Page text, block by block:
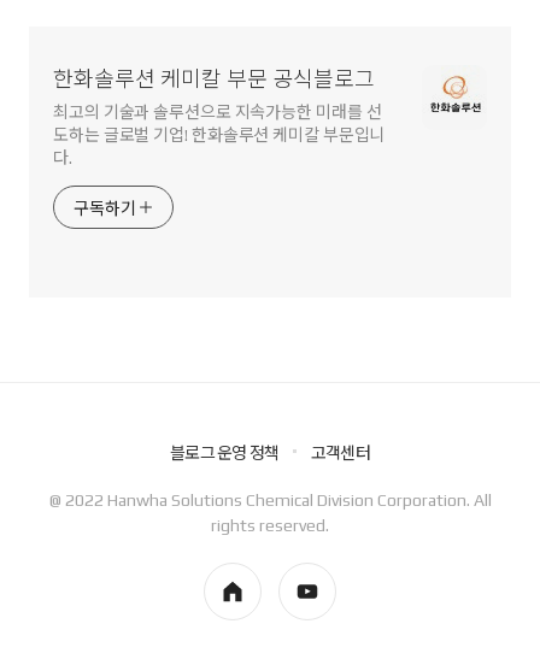
한화솔루션 케미칼 부문 공식블로그
최고의 기술과 솔루션으로 지속가능한 미래를 선
도하는 글로벌 기업! 한화솔루션 케미칼 부문입니
다.
구독하기
블로그 운영 정책 고객센터
@ 2022 Hanwha Solutions Chemical Division Corporation. All
rights reserved.